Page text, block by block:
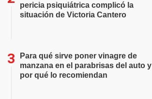
pericia psiquiátrica complicó la
situación de Victoria Cantero
Para qué sirve poner vinagre de
manzana en el parabrisas del auto y
por qué lo recomiendan